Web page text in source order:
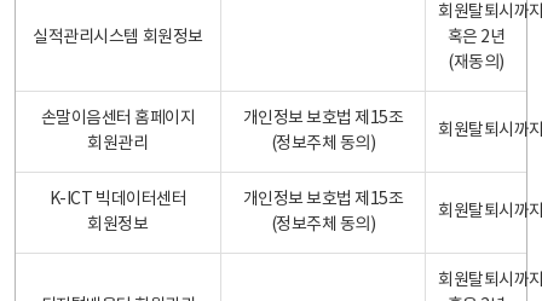
실적관리시스템 회원정보
회원탈퇴시까
혹은 2년
(재동의)
손말이음센터 홈페이지
회원관리
개인정보 보호법 제15조
(정보주체 동의)
회원탈퇴시까
K-ICT 빅데이터센터
회원정보
개인정보 보호법 제15조
(정보주체 동의)
회원탈퇴시까
회원탈퇴시까